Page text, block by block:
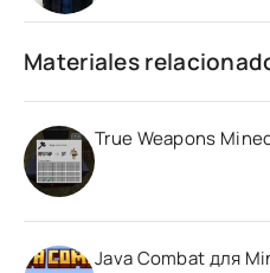
Materiales
True Weapons
Java Combat для